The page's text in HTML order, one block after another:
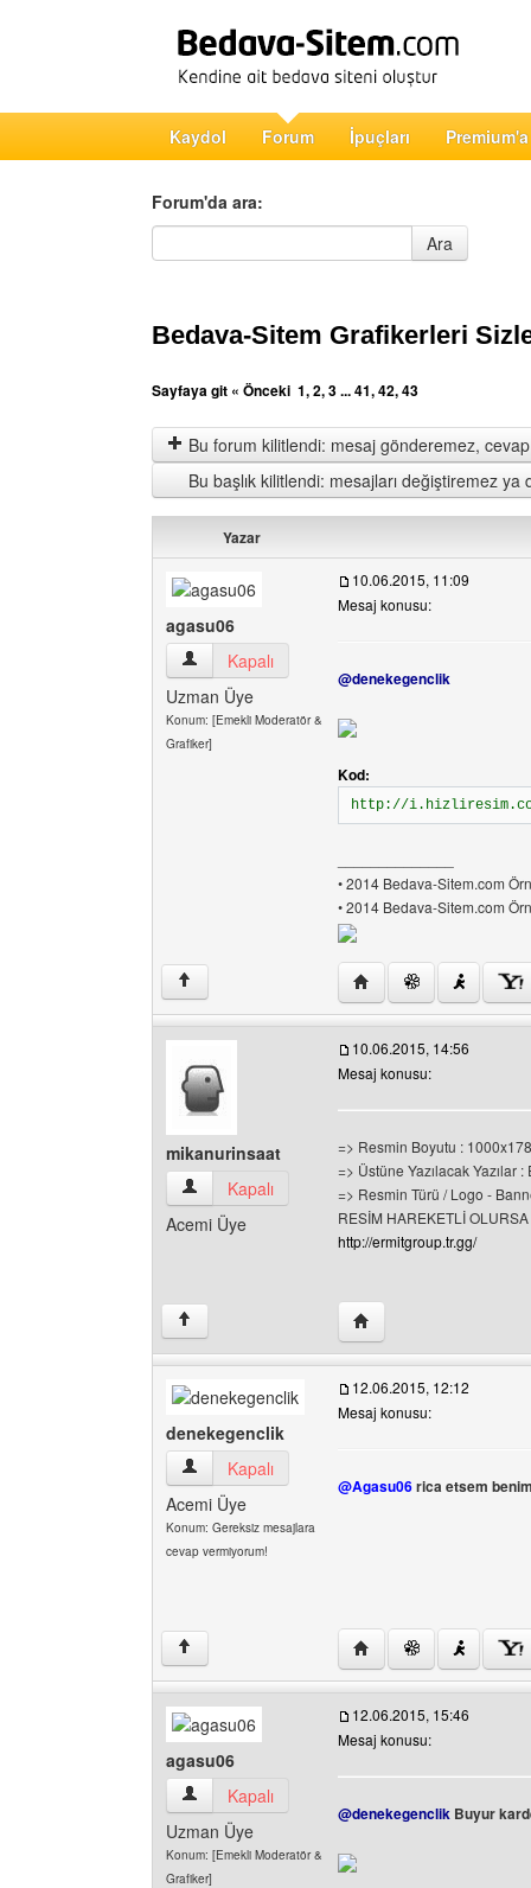
Kaydol Forum İpuçları
Forum'da ara:
Forum'da ara
Ara
Bedava-Sitem Grafikerleri
Sayfaya git « Önceki 1,2,3...41,42,43
Bu forum kilitlendi: mesaj gönderemez,
Bu başlık kilitlendi: mesajları değiştiremez ya
Yazar
agasu06
agasu06 Kullanıcının profilini görüntüle
Kapalı
Uzman Üye
Konum: [Emekli Moderatör &
Grafiker]
10.06.2015, 11:09
Mesaj konusu:
@denekegenclik
Kod:
http://
• 2014 Bedava-Sitem.com
• 2014 Bedava-Sitem.com
↑ Yazarın web sitesini
mikanurinsaat
mikanurinsaat Kullanıcının profilini görüntüle
Kapalı
Acemi Üye
10.06.2015, 14:56
Mesaj konusu:
=> Resmin Boyutu : 1000x178
=> Üstüne Yazılacak Yazılar
=> Resmin Türü / Logo -
RESİM HAREKETLİ
http://ermitgroup.tr.gg/
↑ Yazarın web sitesini
denekegenclik
denekegenclik Kullanıcının profilini görüntüle
Kapalı
Acemi Üye
Konum: Gereksiz mesajlara
cevap vermiyorum!
12.06.2015, 12:12
Mesaj konusu:
@Agasu06rica etsem
↑ Yazarın web sitesini
agasu06
agasu06 Kullanıcının profilini görüntüle
Kapalı
Uzman Üye
Konum: [Emekli Moderatör &
Grafiker]
12.06.2015, 15:46
Mesaj konusu:
@denekegenclik Buyur